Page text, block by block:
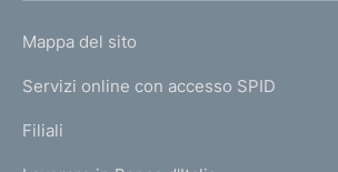
m
e
a
g
L
N
K
Mappa del sito
Servizi online con accesso SPID
Filiali